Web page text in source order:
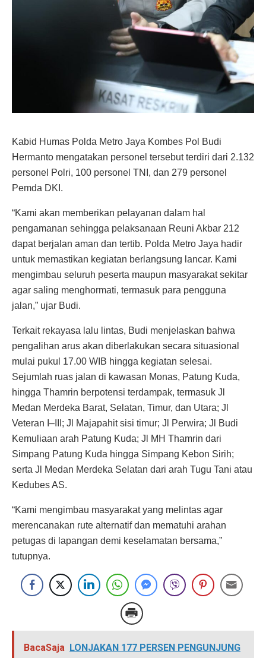
Kabid Humas Polda Metro Jaya Kombes Pol Budi
Hermanto mengatakan personel tersebut terdiri dari 2.132
personel Polri, 100 personel TNI, dan 279 personel
Pemda DKI.
“Kami akan memberikan pelayanan dalam hal
pengamanan sehingga pelaksanaan Reuni Akbar 212
dapat berjalan aman dan tertib. Polda Metro Jaya hadir
untuk memastikan kegiatan berlangsung lancar. Kami
mengimbau seluruh peserta maupun masyarakat sekitar
agar saling menghormati, termasuk para pengguna
jalan,” ujar Budi.
Terkait rekayasa lalu lintas, Budi menjelaskan bahwa
pengalihan arus akan diberlakukan secara situasional
mulai pukul 17.00 WIB hingga kegiatan selesai.
Sejumlah ruas jalan di kawasan Monas, Patung Kuda,
hingga Thamrin berpotensi terdampak, termasuk Jl
Medan Merdeka Barat, Selatan, Timur, dan Utara; Jl
Veteran I–III; Jl Majapahit sisi timur; Jl Perwira; Jl Budi
Kemuliaan arah Patung Kuda; Jl MH Thamrin dari
Simpang Patung Kuda hingga Simpang Kebon Sirih;
serta Jl Medan Merdeka Selatan dari arah Tugu Tani atau
Kedubes AS.
“Kami mengimbau masyarakat yang melintas agar
merencanakan rute alternatif dan mematuhi arahan
petugas di lapangan demi keselamatan bersama,”
tutupnya.
BacaSaja LONJAKAN 177 PERSEN PENGUNJUNG